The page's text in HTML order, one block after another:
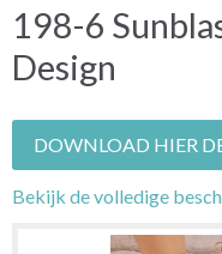
198-6
Design
DOWNLOAD HIER
Bekijk de volledige